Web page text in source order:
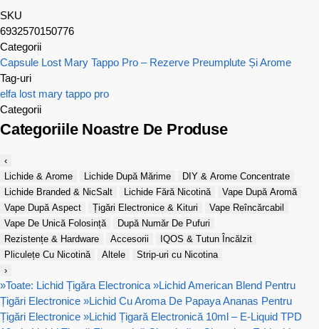
SKU
6932570150776
Categorii
Capsule Lost Mary Tappo Pro – Rezerve Preumplute Și Arome
Tag-uri
elfa lost mary tappo pro
Categorii
Categoriile Noastre De Produse
‹
Lichide & Arome
Lichide După Mărime
DIY & Arome Concentrate
Lichide Branded & NicSalt
Lichide Fără Nicotină
Vape După Aromă
Vape După Aspect
Țigări Electronice & Kituri
Vape Reîncărcabil
Vape De Unică Folosință
După Număr De Pufuri
Rezistențe & Hardware
Accesorii
IQOS & Tutun Încălzit
Pliculețe Cu Nicotină
Altele
Strip-uri cu Nicotina
›
»Toate: Lichid Țigăra Electronica »Lichid American Blend Pentru
Țigări Electronice »Lichid Cu Aroma De Papaya Ananas Pentru
Țigări Electronice »Lichid Țigară Electronică 10ml – E-Liquid TPD